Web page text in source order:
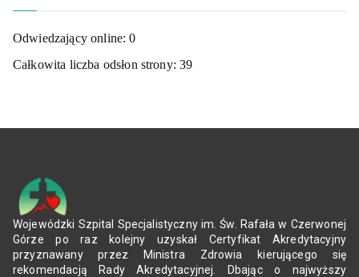
Odwiedzający online:0
Całkowita liczba odsłon strony:39
Wojewódzki Szpital Specjalistyczny im. Św. Rafała w Czerwonej
Górze po raz kolejny uzyskał Certyfikat Akredytacyjny
przyznawany przez Ministra Zdrowia kierującego się
rekomendacją Rady Akredytacyjnej. Dbając o najwyższy